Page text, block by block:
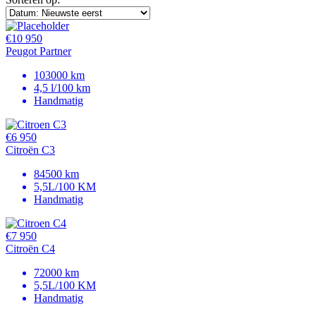
€10 950
Peugot Partner
103000 km
4,5 l/100 km
Handmatig
€6 950
Citroën C3
84500 km
5,5L/100 KM
Handmatig
€7 950
Citroën C4
72000 km
5,5L/100 KM
Handmatig